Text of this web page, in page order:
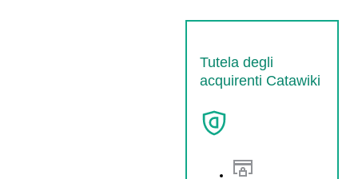
Tutela degli
acquirenti Catawiki